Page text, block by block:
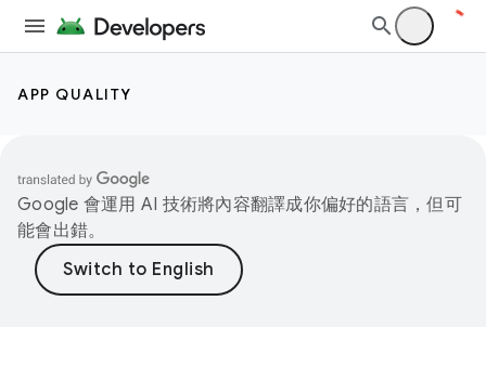
APP QUALITY
Google 會運用 AI 技術將內容翻譯成你偏好的語言，但可
能會出錯。